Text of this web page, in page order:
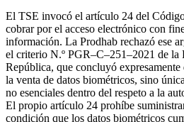
El TSE invocó el artículo 24 del
cobrar por el acceso electrónico con
información. La Prodhab rechazó ese
el criterio N.º PGR–C–251–2021 de la
República, que concluyó
la venta de datos biométricos, sino
no esenciales dentro del respeto a la
El propio artículo 24 prohíbe
condición que los datos biométricos